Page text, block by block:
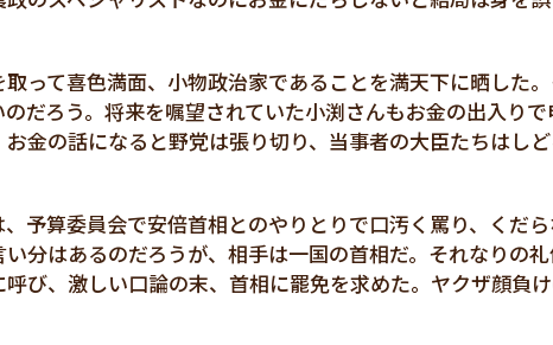
って喜色満面、小物政治家であることを満天下に晒した
だろう。将来を嘱望されていた小渕さんもお金の出入り
金の話になると野党は張り切り、当事者の大臣たちはしど
予算委員会で安倍首相とのやりとりで口汚く罵り、くだ
分はあるのだろうが、相手は一国の首相だ。それなりの
び、激しい口論の末、首相に罷免を求めた。ヤクザ顔負